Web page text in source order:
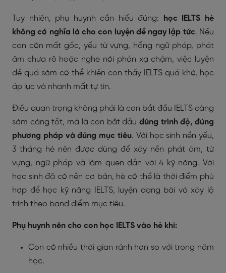
Tuy nhiên, phụ huynh cần hiểu đúng:
học IELTS hè
không có nghĩa là cho con luyện đề ngay lập tức. Nếu
con còn mất gốc, yếu từ vựng, hổng ngữ pháp, phát
âm chưa rõ hoặc nghe nói phản xạ chậm, việc luyện
đề quá sớm có thể khiến con thấy IELTS quá khó, học
áp lực và nhanh mất tự tin.
Điều quan trọng không phải là con bắt đầu IELTS càng
sớm càng tốt, mà là con bắt đầuđúng trình độ, đúng
phương pháp và đúng mục tiêu. Với học sinh nền yếu,
3 tháng hè nên được dùng để xây nền phát âm, từ
vựng, ngữ pháp và làm quen dần với 4 kỹ năng. Với
học sinh đã có nền cơ bản, hè có thể là thời điểm phù
hợp để học kỹ năng IELTS, luyện dạng bài và xây lộ
trình theo band điểm mục tiêu.
Phụ huynh nên cho con học IELTS vào hè khi:
Con có nhiều thời gian rảnh hơn so với trong năm
học.